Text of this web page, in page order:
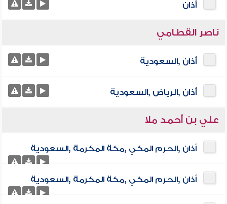
أذان
ناصر القطامي
أذان ,السعودية
أذان ,الرياض ,السعودية
علي بن أحمد ملا
أذان ,الحرم المكي ,مكة المكرمة ,السعودية
أذان ,الحرم المكي ,مكة المكرمة ,السعودية